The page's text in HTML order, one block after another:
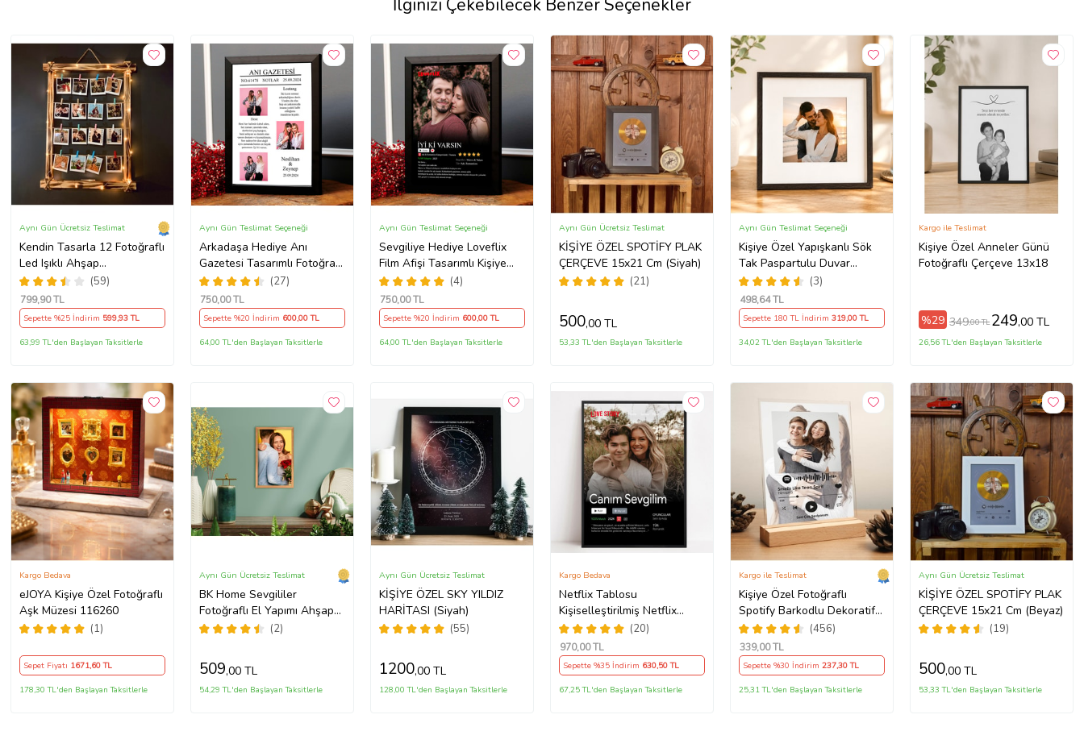
İlginizi Çekebilecek Benzer Seçenekler
Kendin Tasarla 12 Fotoğraflı
Led Işıklı Ahşap
Çerçeve.Anneye Hediye
(59)
Aynı Gün Ücretsiz Teslimat
799,90 TL
Sepette %25 İndirim 599,93 TL
63,99 TL'den Başlayan Taksitlerle
Arkadaşa Hediye Anı
Gazetesi Tasarımlı Fotoğraflı
Kolaj Fotoğraf Çerçevesi
Arkadaşlık Tablosu
(27)
Aynı Gün Teslimat Seçeneği
750,00 TL
Sepette %20 İndirim 600,00 TL
64,00 TL'den Başlayan Taksitlerle
Sevgiliye Hediye Loveflix
Film Afişi Tasarımlı Kişiye
Özel Fotoğraf Çerçevesi
(Siyah)
(4)
Aynı Gün Teslimat Seçeneği
750,00 TL
Sepette %20 İndirim 600,00 TL
64,00 TL'den Başlayan Taksitlerle
KİŞİYE ÖZEL SPOTİFY PLAK
ÇERÇEVE 15x21 Cm (Siyah)
(21)
Aynı Gün Ücretsiz Teslimat
500,00 TL
53,33 TL'den Başlayan Taksitlerle
Kişiye Özel Yapışkanlı Sök
Tak Paspartulu Duvar
Çerçevesi Fotoğraflı
Çerçeve
(3)
Aynı Gün Teslimat Seçeneği
498,64 TL
Sepette 180 TL İndirim319,00 TL
34,02 TL'den Başlayan Taksitlerle
Kişiye Özel Anneler Günü
Fotoğraflı Çerçeve 13x18
Kargo ile Teslimat
%29 349,00 TL 249,00 TL
26,56 TL'den Başlayan Taksitlerle
eJOYA Kişiye Özel Fotoğraflı
Aşk Müzesi 116260
(1)
Kargo Bedava
Sepet Fiyatı 1671,60 TL
178,30 TL'den Başlayan Taksitlerle
BK Home Sevgililer
Fotoğraflı El Yapımı Ahşap
Çerçeveli Tablo-1
(2)
Aynı Gün Ücretsiz Teslimat
509,00 TL
54,29 TL'den Başlayan Taksitlerle
KİŞİYE ÖZEL SKY YILDIZ
HARİTASI (Siyah)
(55)
Aynı Gün Ücretsiz Teslimat
1200,00 TL
128,00 TL'den Başlayan Taksitlerle
Netflix Tablosu
Kişiselleştirilmiş Netflix
Posteri Aile, Arkadaşlar ve
Çiftler İçin Özel Hediye
(Beyaz-Gri)
(20)
Kargo Bedava
970,00 TL
Sepette %35 İndirim 630,50 TL
67,25 TL'den Başlayan Taksitlerle
Kişiye Özel Fotoğraflı
Spotify Barkodlu Dekoratif
Masaüstü Plak(456)
Kargo ile Teslimat
339,00 TL
Sepette %30 İndirim237,30 TL
25,31 TL'den Başlayan Taksitlerle
KİŞİYE ÖZEL SPOTİFY PLAK
ÇERÇEVE 15x21 Cm (Beyaz)
(19)
Aynı Gün Ücretsiz Teslimat
500,00 TL
53,33 TL'den Başlayan Taksitlerle